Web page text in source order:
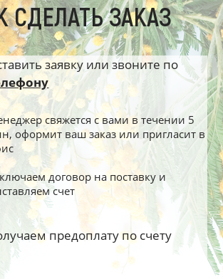
СДЕЛАТЬ ЗАКАЗ
заявку или звоните по
свяжется с вами в течении 5
оформит ваш заказ или пригласит в
договор на поставку и
счет
предоплату по счету